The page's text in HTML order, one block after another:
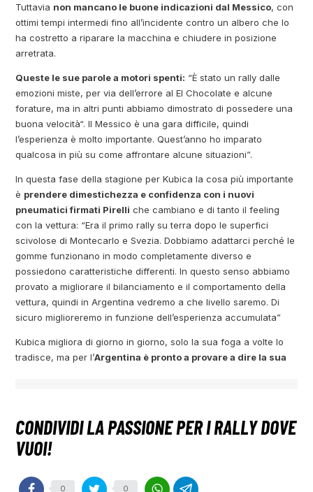
Tuttavia non mancano le buone indicazioni dal Messico, con
ottimi tempi intermedi fino all’incidente contro un albero che lo
ha costretto a riparare la macchina e chiudere in posizione
arretrata.
Queste le sue parole a motori spenti: “È stato un rally dalle
emozioni miste, per via dell’errore al El Chocolate e alcune
forature, ma in altri punti abbiamo dimostrato di possedere una
buona velocità“. Il Messico è una gara difficile, quindi
l’esperienza è molto importante. Quest’anno ho imparato
qualcosa in più su come affrontare alcune situazioni”.
In questa fase della stagione per Kubica la cosa più importante
è prendere dimestichezza e confidenza con i nuovi
pneumatici firmati Pirelli che cambiano e di tanto il feeling
con la vettura: “Era il primo rally su terra dopo le superfici
scivolose di Montecarlo e Svezia. Dobbiamo adattarci perché le
gomme funzionano in modo completamente diverso e
possiedono caratteristiche differenti. In questo senso abbiamo
provato a migliorare il bilanciamento e il comportamento della
vettura, quindi in Argentina vedremo a che livello saremo. Di
sicuro miglioreremo in funzione dell’esperienza accumulata”
Kubica migliora di giorno in giorno, solo la sua foga a volte lo
tradisce, ma per l’Argentina è pronto a provare a dire la sua
0 0